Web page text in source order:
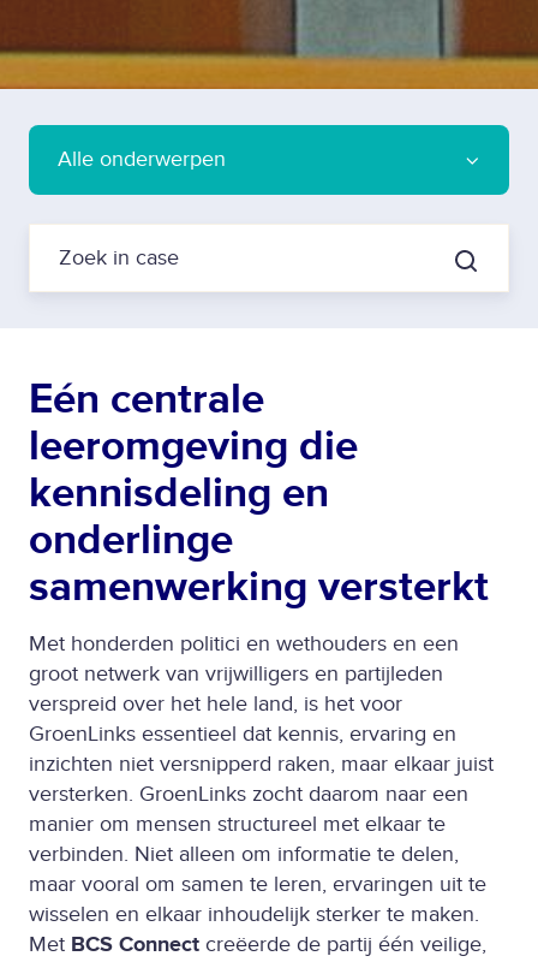
Alle onderwerpen
Eén centrale
leeromgeving die
kennisdeling en
onderlinge
samenwerking versterkt
Met honderden politici en wethouders en een
groot netwerk van vrijwilligers en partijleden
verspreid over het hele land, is het voor
GroenLinks essentieel dat kennis, ervaring en
inzichten niet versnipperd raken, maar elkaar juist
versterken. GroenLinks zocht daarom naar een
manier om mensen structureel met elkaar te
verbinden. Niet alleen om informatie te delen,
maar vooral om samen te leren, ervaringen uit te
wisselen en elkaar inhoudelijk sterker te maken.
Met BCS Connect creëerde de partij één veilige,